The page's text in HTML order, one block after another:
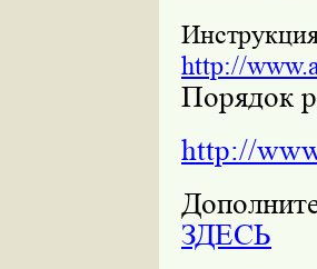
http://
Порядок
http://
ЗДЕСЬ